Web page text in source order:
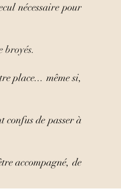
nécessaire pour
broyés.
place... même si,
confus de passer à
accompagné, de